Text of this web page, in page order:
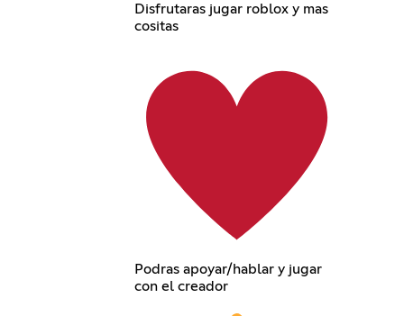
Disfrutaras jugar roblox y mas
cositas
Podras apoyar/hablar y jugar
con el creador